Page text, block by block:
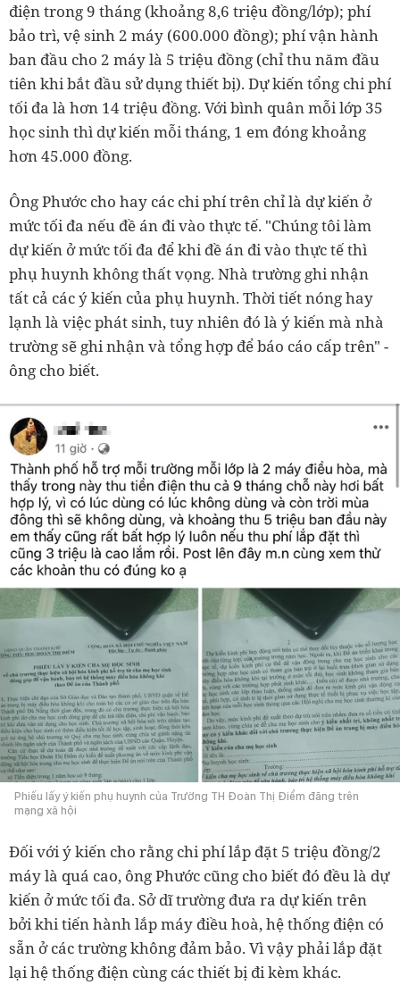
điện trong 9 tháng (khoảng 8,6 triệu đồng/lớp); phí
bảo trì, vệ sinh 2 máy (600.000 đồng); phí vận hành
ban đầu cho 2 máy là 5 triệu đồng (chỉ thu năm đầu
tiên khi bắt đầu sử dụng thiết bị). Dự kiến tổng chi phí
tối đa là hơn 14 triệu đồng. Với bình quân mỗi lớp 35
học sinh thì dự kiến mỗi tháng, 1 em đóng khoảng
hơn 45.000 đồng.
Ông Phước cho hay các chi phí trên chỉ là dự kiến ở
mức tối đa nếu đề án đi vào thực tế. "Chúng tôi làm
dự kiến ở mức tối đa để khi đề án đi vào thực tế thì
phụ huynh không thất vọng. Nhà trường ghi nhận
tất cả các ý kiến của phụ huynh. Thời tiết nóng hay
lạnh là việc phát sinh, tuy nhiên đó là ý kiến mà nhà
trường sẽ ghi nhận và tổng hợp để báo cáo cấp trên" -
ông cho biết.
Phiếu lấy ý kiến phụ huynh của Trường TH Đoàn Thị Điểm đăng trên
mạng xã hội
Đối với ý kiến cho rằng chi phí lắp đặt 5 triệu đồng/2
máy là quá cao, ông Phước cũng cho biết đó đều là dự
kiến ở mức tối đa. Sở dĩ trường đưa ra dự kiến trên
bởi khi tiến hành lắp máy điều hoà, hệ thống điện có
sẵn ở các trường không đảm bảo. Vì vậy phải lắp đặt
lại hệ thống điện cùng các thiết bị đi kèm khác.